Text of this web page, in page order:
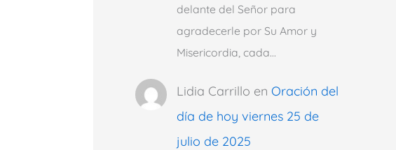
delante del Señor para
agradecerle por Su Amor y
Misericordia, cada…
Lidia Carrillo en Oración del
día de hoy viernes 25 de
julio de 2025